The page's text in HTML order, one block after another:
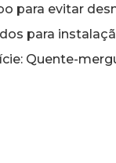
para evitar
para
Quente-